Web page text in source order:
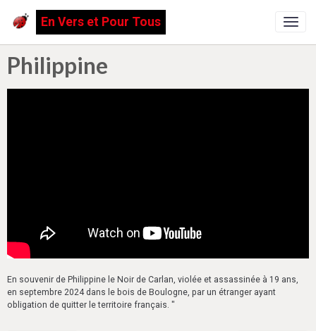
En Vers et Pour Tous
Philippine
En souvenir de Philippine le Noir de Carlan, violée et assassinée à 19 ans,
en septembre 2024 dans le bois de Boulogne, par un étranger ayant
obligation de quitter le territoire français. "